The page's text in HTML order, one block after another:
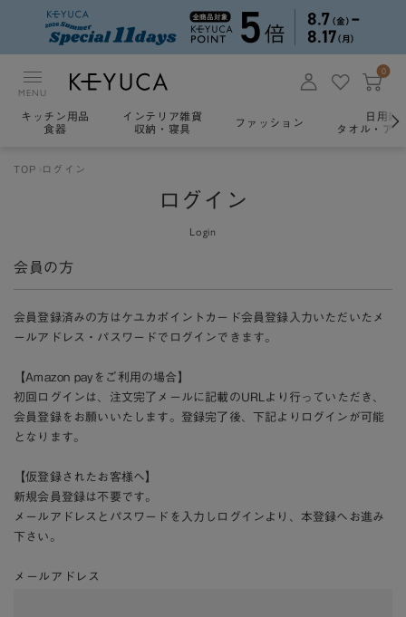
MENU
0
キッチン用品
食器
インテリア雑貨
収納・寝具
ファッション
日用雑
タオル・ア
TOP ログイン
ログイン
Login
会員の方
会員登録済みの方はケユカポイントカード会員登録入力いただいたメ
ールアドレス・パスワードでログインできます。
【Amazon payをご利用の場合】
初回ログインは、注文完了メールに記載のURLより行っていただき、
会員登録をお願いいたします。登録完了後、下記よりログインが可能
となります。
【仮登録されたお客様へ】
新規会員登録は不要です。
メールアドレスとパスワードを入力しログインより、本登録へお進み
下さい。
メールアドレス